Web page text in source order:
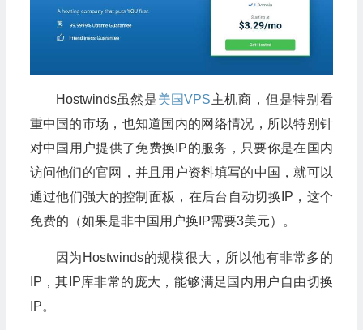
Hostwinds虽然是美国VPS主机商，但是特别看
重中国的市场，也知道国内的网络情况，所以特别针
对中国用户提供了免费换IP的服务，只要你是在国内
访问他们的官网，并且用户资料填写的中国，就可以
通过他们强大的控制面板，在后台自动切换IP，这个
免费的（如果是非中国用户换IP需要3美元）。
因为Hostwinds的规模很大，所以他有非常多的
IP，其IP库非常的庞大，能够满足国内用户自由切换
IP。